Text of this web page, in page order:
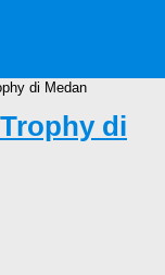
di Medan
di